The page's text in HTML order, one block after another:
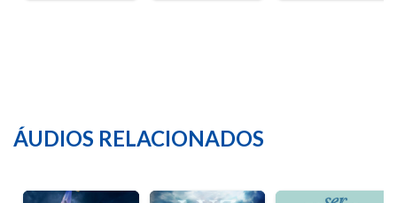
ÁUDIOS RELACIONADOS